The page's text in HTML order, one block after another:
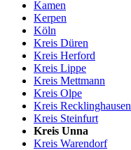
Kamen
Kerpen
Köln
Kreis Düren
Kreis Herford
Kreis Lippe
Kreis Mettmann
Kreis Olpe
Kreis Recklinghausen
Kreis Steinfurt
Kreis Unna
Kreis Warendorf